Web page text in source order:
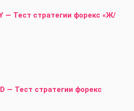
— Тест стратегии форекс «Ж/
— Тест стратегии форекс